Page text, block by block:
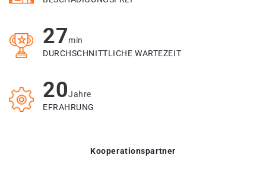
27min
DURCHSCHNITTLICHE WARTEZEIT
20Jahre
EFRAHRUNG
Kooperationspartner